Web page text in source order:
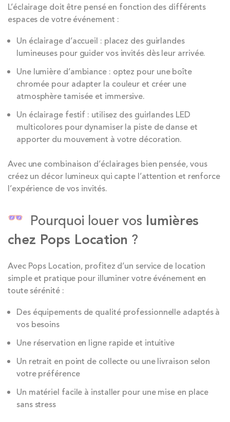
L’éclairage doit être pensé en fonction des différents
espaces de votre événement :
Un éclairage d’accueil : placez des guirlandes
lumineuses pour guider vos invités dès leur arrivée.
Une lumière d’ambiance : optez pour une boîte
chromée pour adapter la couleur et créer une
atmosphère tamisée et immersive.
Un éclairage festif : utilisez des guirlandes LED
multicolores pour dynamiser la piste de danse et
apporter du mouvement à votre décoration.
Avec une combinaison d’éclairages bien pensée, vous
créez un décor lumineux qui capte l’attention et renforce
l’expérience de vos invités.
Pourquoi louer vos lumières
chez Pops Location ?
Avec Pops Location, profitez d’un service de location
simple et pratique pour illuminer votre événement en
toute sérénité :
Des équipements de qualité professionnelle adaptés à
vos besoins
Une réservation en ligne rapide et intuitive
Un retrait en point de collecte ou une livraison selon
votre préférence
Un matériel facile à installer pour une mise en place
sans stress